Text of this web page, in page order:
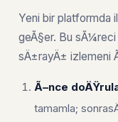
Yeni bir platformda
geÃ§er. Bu sÃ¼reci
sÄ±rayÄ± izlemeni
Ã–nce
tamamla;